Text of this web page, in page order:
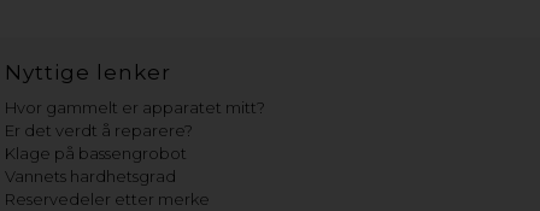
Nyttige lenker
Hvor gammelt er apparatet mitt?
Er det verdt å reparere?
Klage på bassengrobot
Vannets hardhetsgrad
Reservedeler etter merke